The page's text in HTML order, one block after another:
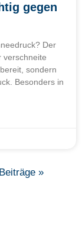
gegen
Der
verschneite
sondern
Besonders in
»